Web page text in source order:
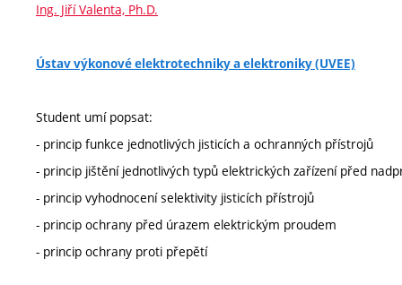
Ing. Jiří Valenta, Ph.D.
Ústav výkonové elektrotechniky a elektroniky (UVEE)
Student umí popsat:
- princip funkce jednotlivých jisticích a ochranných přístrojů
- princip jištění jednotlivých typů elektrických zařízení před
- princip vyhodnocení selektivity jisticích přístrojů
- princip ochrany před úrazem elektrickým proudem
- princip ochrany proti přepětí